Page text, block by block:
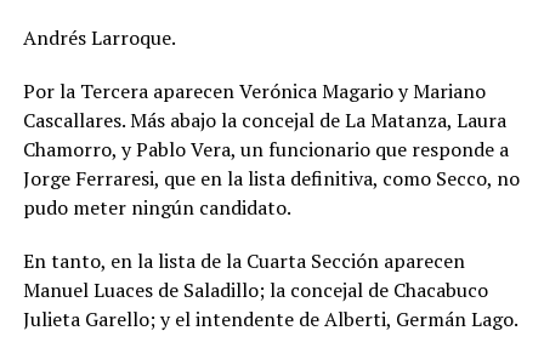
Andrés Larroque.
Por la Tercera aparecen Verónica Magario y Mariano
Cascallares. Más abajo la concejal de La Matanza, Laura
Chamorro, y Pablo Vera, un funcionario que responde a
Jorge Ferraresi, que en la lista definitiva, como Secco, no
pudo meter ningún candidato.
En tanto, en la lista de la Cuarta Sección aparecen
Manuel Luaces de Saladillo; la concejal de Chacabuco
Julieta Garello; y el intendente de Alberti, Germán Lago.